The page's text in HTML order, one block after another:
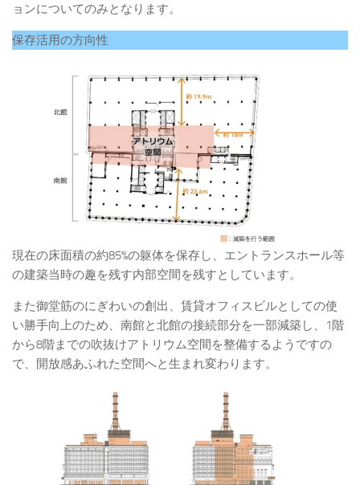
ョンについてのみとなります。
保存活用の方向性
現在の床面積の約85%の躯体を保存し、エントランスホール等
の建築当時の趣を残す内部空間を残すとしています。
また御堂筋のにぎわいの創出、賃貸オフィスビルとしての使
い勝手向上のため、南館と北館の接続部分を一部減築し、1階
から8階までの吹抜けアトリウム空間を整備するようですの
で、開放感あふれた空間へと生まれ変わります。